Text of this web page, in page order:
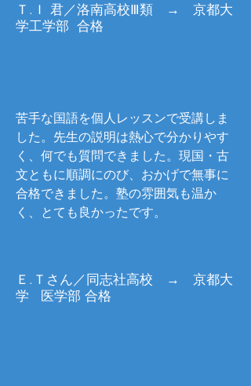
苦手な国語を個人レッスンで受講しま
した。先生の説明は熱心で分かりやす
く、何でも質問できました。現国・古
文ともに順調にのび、おかげで無事に
合格できました。塾の雰囲気も温か
く、とても良かったです。
Ｅ.Ｔさん／同志社高校 → 京都大
学 医学部 合格
Ｔ.Ｉ 君／洛南高校Ⅲ類 → 京都大
学工学部 合格